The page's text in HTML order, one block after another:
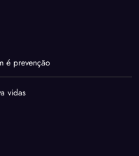
Robe
rto
Marti
é prevenção
vidas